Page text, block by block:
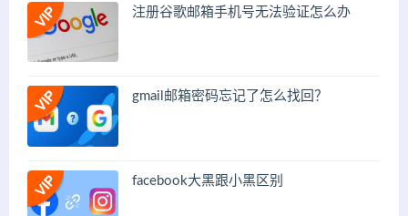
注册谷歌邮箱手机号无法验证怎么办
gmail邮箱密码忘记了怎么找回？
facebook大黑跟小黑区别